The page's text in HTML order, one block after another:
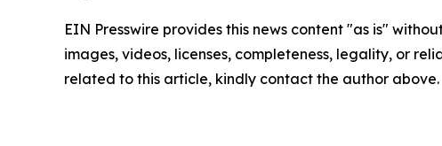
EIN Presswire provides this news content "as is"
images, videos, licenses, completeness, legality, or
related to this article, kindly contact the author above.